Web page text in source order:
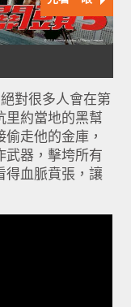
對很多人會在第
里約當地的黑幫
走他的金庫，
武器，擊垮所有
得血脈賁張，讓